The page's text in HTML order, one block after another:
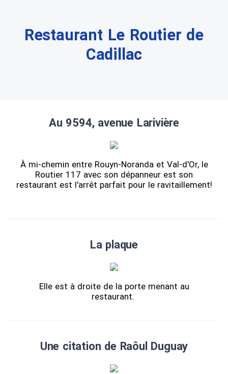
Restaurant Le Routier de
Cadillac
Au 9594, avenue Larivière
À mi-chemin entre Rouyn-Noranda et Val-d'Or, le
Routier 117 avec son dépanneur est son
restaurant est l'arrêt parfait pour le ravitaillement!
La plaque
Elle est à droite de la porte menant au
restaurant.
Une citation de Raôul Duguay